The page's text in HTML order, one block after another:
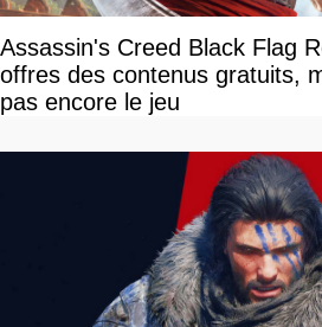
Assassin's Creed Black Flag
offres des contenus gratuits,
pas encore le jeu